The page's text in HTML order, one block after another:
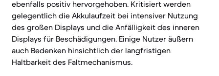
ebenfalls positiv hervorgehoben. Kritisiert werden
gelegentlich die Akkulaufzeit bei intensiver Nutzung
des großen Displays und die Anfälligkeit des inneren
Displays für Beschädigungen. Einige Nutzer äußern
auch Bedenken hinsichtlich der langfristigen
Haltbarkeit des Faltmechanismus.